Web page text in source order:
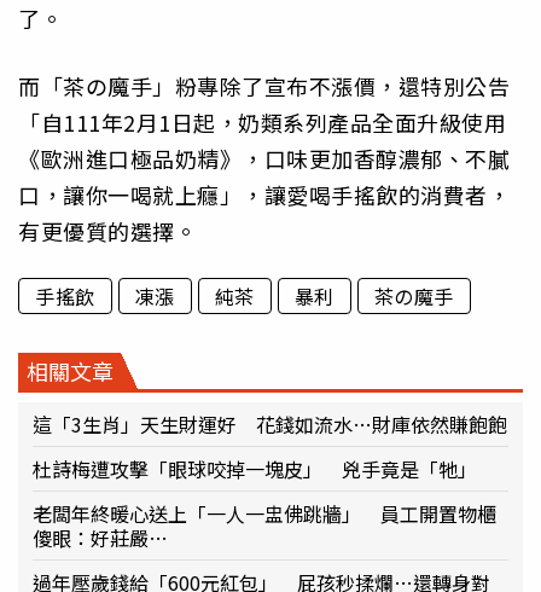
了。
而「茶の魔手」粉專除了宣布不漲價，還特別公告
「自111年2月1日起，奶類系列產品全面升級使用
《歐洲進口極品奶精》，口味更加香醇濃郁、不膩
口，讓你一喝就上癮」，讓愛喝手搖飲的消費者，
有更優質的選擇。
手搖飲 凍漲 純茶 暴利 茶の魔手
相關文章
這「3生肖」天生財運好 花錢如流水…財庫依然賺飽飽
杜詩梅遭攻擊「眼球咬掉一塊皮」 兇手竟是「牠」
老闆年終暖心送上「一人一盅佛跳牆」 員工開置物櫃
傻眼：好莊嚴…
過年壓歲錢給「600元紅包」 屁孩秒揉爛…還轉身對